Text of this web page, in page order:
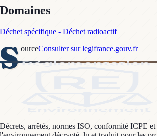
Domaines
Déchet spécifique - Déchet radioactif
S ourceConsulter sur legifrance.gouv.fr
Décrets, arrêtés, normes ISO, conformité ICPE